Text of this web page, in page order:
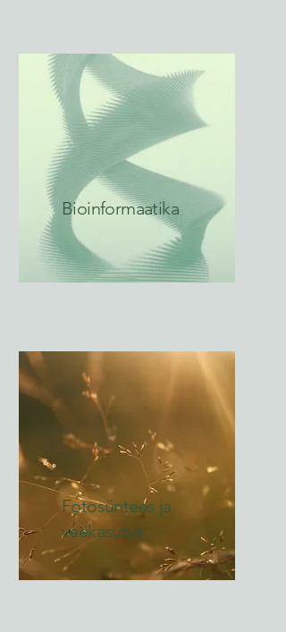
Bioinformaatika
Fotosüntees ja
veekasutus